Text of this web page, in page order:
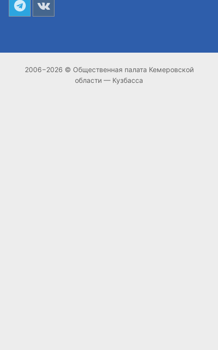
2006−2026 © Общественная палата Кемеровской
области — Кузбасса